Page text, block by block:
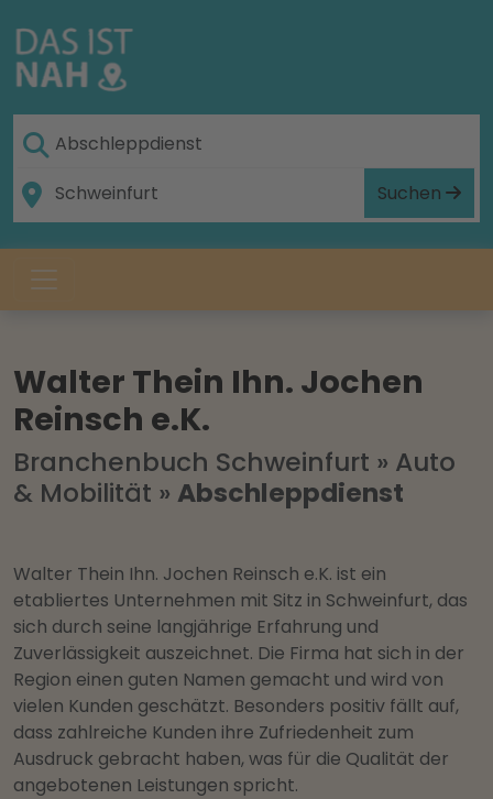
Suchen
Walter Thein Ihn. Jochen
Reinsch e.K.
Branchenbuch Schweinfurt » Auto
& Mobilität » Abschleppdienst
Walter Thein Ihn. Jochen Reinsch e.K. ist ein
etabliertes Unternehmen mit Sitz in Schweinfurt, das
sich durch seine langjährige Erfahrung und
Zuverlässigkeit auszeichnet. Die Firma hat sich in der
Region einen guten Namen gemacht und wird von
vielen Kunden geschätzt. Besonders positiv fällt auf,
dass zahlreiche Kunden ihre Zufriedenheit zum
Ausdruck gebracht haben, was für die Qualität der
angebotenen Leistungen spricht.